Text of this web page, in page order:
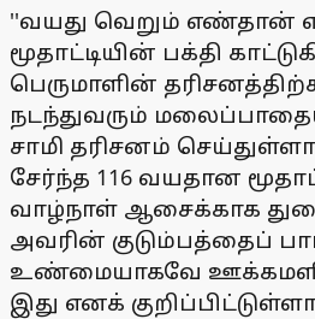
''வயது வெறும் எண்தான்
மூதாட்டியின் பக்தி
பெருமாளின்
நடந்துவரும்
சாமி தரிசனம்
சேர்ந்த 116 வயதான
வாழ்நாள் ஆசைக்காக
அவரின் குடும்பத்தைப்
உண்மையாகவே
இது எனக்